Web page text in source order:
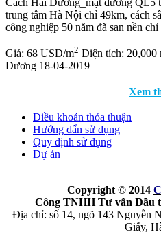
Cách Hải Dương_mặt đường QL5
trung tâm Hà Nội chỉ 49km, cách
công nghiệp 50 năm đã san nền
Giá: 68 USD/m2 Diện tích: 20,000
Dương 18-04-2019
Xem
Điều khoản thỏa thuận
Hướng dẩn sử dụng
Quy định sử dụng
Dự án
Copyright © 2014
Công TNHH Tư vấn Đầu
Địa chỉ: số 14, ngõ 143 Nguyễn
Giấy,